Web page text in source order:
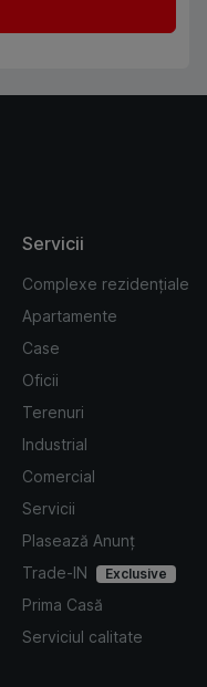
Servicii
Complexe rezidențiale
Apartamente
Case
Oficii
Terenuri
Industrial
Comercial
Servicii
Plasează Anunț
Trade-IN
Exclusive
Prima Casă
Serviciul calitate